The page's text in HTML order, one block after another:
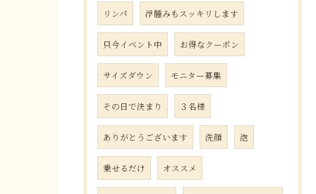
リンパ 浮腫みもスッキリします
只今イベント中 お得なクーポン
サイズダウン モニター募集
その日で決まり ３名様
ありがとうございます 洗顔 泡
乗せるだけ オススメ